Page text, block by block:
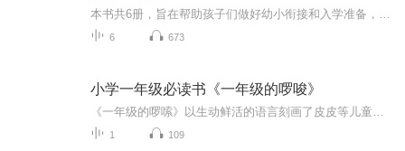
6 673
小学一年级必读书《一年级的啰唆》
1 109